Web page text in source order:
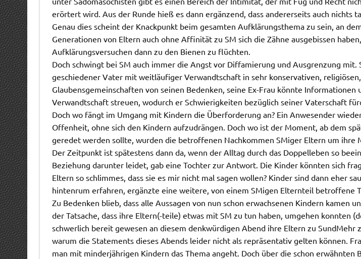
erörtert wird. Aus der Runde hieß es dann ergänzend, dass andererseits auch nichts
Genau dies scheint der Knackpunkt beim gesamten Aufklärungsthema zu sein, an
Generationen von Eltern auch ohne Affinität zu SM sich die Zähne ausgebissen
Aufklärungsversuchen dann zu den Bienen zu flüchten.
Doch schwingt bei SM auch immer die Angst vor Diffamierung und Ausgrenzung mit.
geschiedener Vater mit weitläufiger Verwandtschaft in sehr konservativen, religiösen,
Glaubensgemeinschaften von seinen Bedenken, seine Ex-Frau könnte Informationen
Verwandtschaft streuen, wodurch er Schwierigkeiten bezüglich seiner Vaterschaft
Doch wo fängt im Umgang mit Kindern die Überforderung an? Ein Anwesender
Offenheit, ohne sich den Kindern aufzudrängen. Doch wo ist der Moment, ab dem
geredet werden sollte, wurden die betroffenen Nachkommen SMiger Eltern um ihre
Der Zeitpunkt ist spätestens dann da, wenn der Alltag durch das Doppelleben so
Beziehung darunter leidet, gab eine Tochter zur Antwort. Die Kinder könnten sich
Eltern so schlimmes, dass sie es mir nicht mal sagen wollen? Kinder sind dann eher
hintenrum erfahren, ergänzte eine weitere, von einem SMigen Elternteil betroffene
Zu Bedenken blieb, dass alle Aussagen von nun schon erwachsenen Kindern kamen
der Tatsache, dass ihre Eltern(-teile) etwas mit SM zu tun haben, umgehen konnten
schwerlich bereit gewesen an diesem denkwürdigen Abend ihre Eltern zu SundMehr
warum die Statements dieses Abends leider nicht als repräsentativ gelten können.
man mit minderjährigen Kindern das Thema angeht. Doch über die schon erwähnten